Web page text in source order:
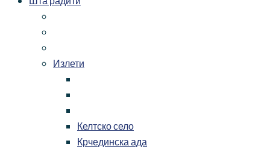
Излети
Келтско село
Крчединска ада